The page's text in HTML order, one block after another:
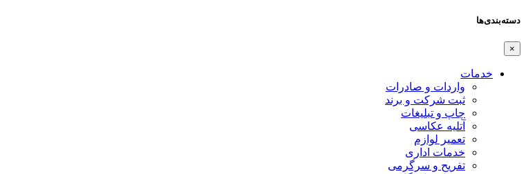
دسته‌بندی‌ها
×
خدمات
واردات و صادرات
ثبت شرکت و برند
چاپ و تبلیغات
آتلیه عکاسی
تعمیر لوازم
خدمات اداری
تفریح و سرگرمی